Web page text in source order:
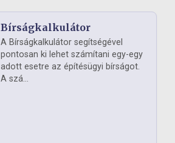
Bírságkalkulátor
A Bírságkalkulátor segítségével
pontosan ki lehet számítani egy-egy
adott esetre az építésügyi bírságot.
A szá...